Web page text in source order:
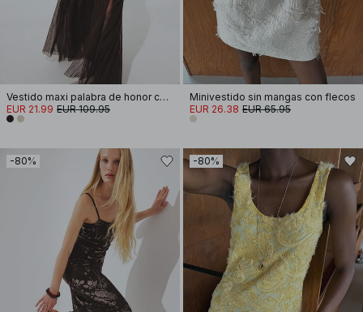
Vestido maxi palabra de honor con lentejuelas
EUR 21.99 EUR 109.95
Minivestido sin mangas con flecos
EUR 26.38 EUR 65.95
-80% -80%